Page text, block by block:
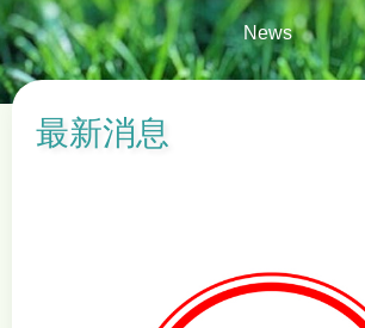
News
最新消息